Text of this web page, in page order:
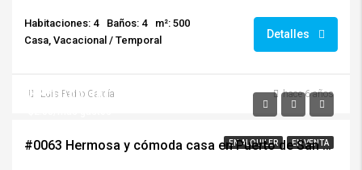
Habitaciones: 4 Baños: 4
m²: 500
Casa, Vacacional / Temporal
Detalles
Luis Pedro García hace 6 años
EN ALQUILER EN VENTA
$250,000.00
#0063 Hermosa y cómoda casa en Puerto de San José